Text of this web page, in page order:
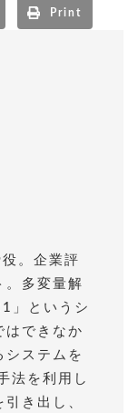
Print
。企業評
。多変量解
」というシ
はできなか
システムを
法を利用し
き出し、